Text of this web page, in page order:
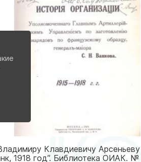
Клавдиевичу
1918 год”. Библиотека ОИАК. №